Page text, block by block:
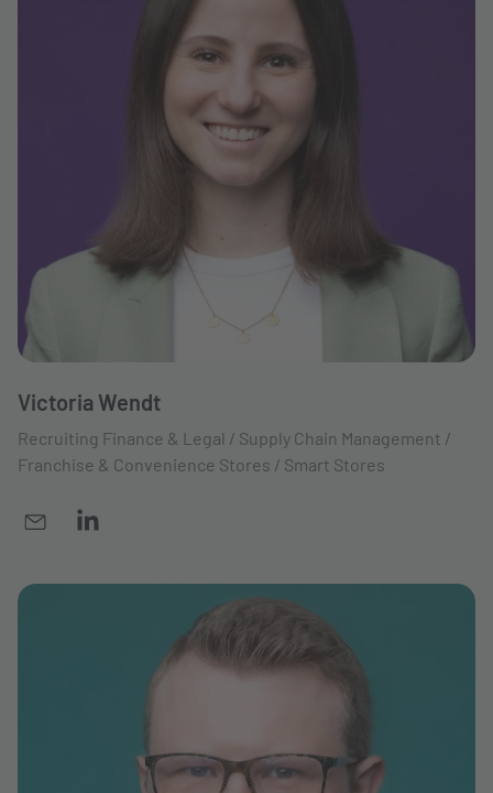
Victoria Wendt
Recruiting Finance & Legal / Supply Chain Management /
Franchise & Convenience Stores / Smart Stores